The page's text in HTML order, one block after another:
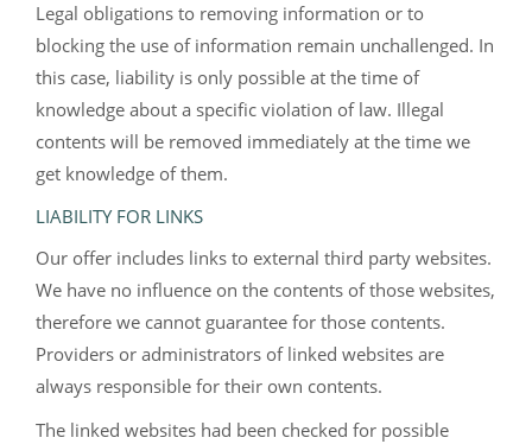
Legal obligations to removing information or to
blocking the use of information remain unchallenged. In
this case, liability is only possible at the time of
knowledge about a specific violation of law. Illegal
contents will be removed immediately at the time we
get knowledge of them.
LIABILITY FOR LINKS
Our offer includes links to external third party websites.
We have no influence on the contents of those websites,
therefore we cannot guarantee for those contents.
Providers or administrators of linked websites are
always responsible for their own contents.
The linked websites had been checked for possible